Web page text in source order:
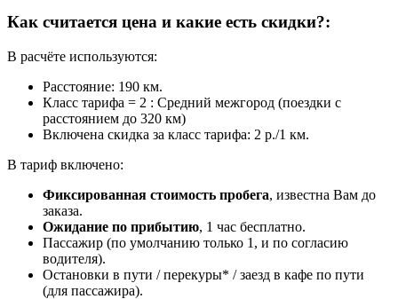
Как считается цена и какие есть скидки?:
В расчёте используются:
Расстояние: 190 км.
Класс тарифа = 2 : Средний межгород (поездки с
расстоянием до 320 км)
Включена скидка за класс тарифа: 2 р./1 км.
В тариф включено:
Фиксированная стоимость пробега, известна Вам до
заказа.
Ожидание по прибытию, 1 час бесплатно.
Пассажир (по умолчанию только 1, и по согласию
водителя).
Остановки в пути / перекуры* / заезд в кафе по пути
(для пассажира).